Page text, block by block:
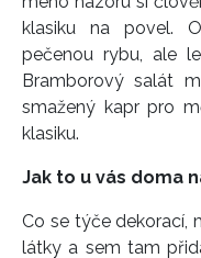
klasiku na povel.
pečenou rybu, ale
Bramborový salát
smažený kapr pro
klasiku.
Jak to u vás doma
Co se týče dekorací,
látky a sem tam